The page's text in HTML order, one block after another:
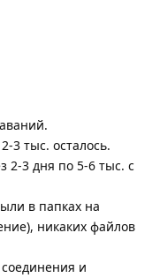
3 тыс. осталось.
2-3 дня по 5-6 тыс. с
в папках на
никаких файлов
и